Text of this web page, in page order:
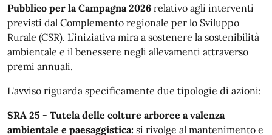
Pubblico per la Campagna 2026 relativo agli interventi
previsti dal Complemento regionale per lo Sviluppo
Rurale (CSR). L’iniziativa mira a sostenere la sostenibilità
ambientale e il benessere negli allevamenti attraverso
premi annuali.
L'avviso riguarda specificamente due tipologie di azioni:
SRA 25 - Tutela delle colture arboree a valenza
ambientale e paesaggistica: si rivolge al mantenimento e